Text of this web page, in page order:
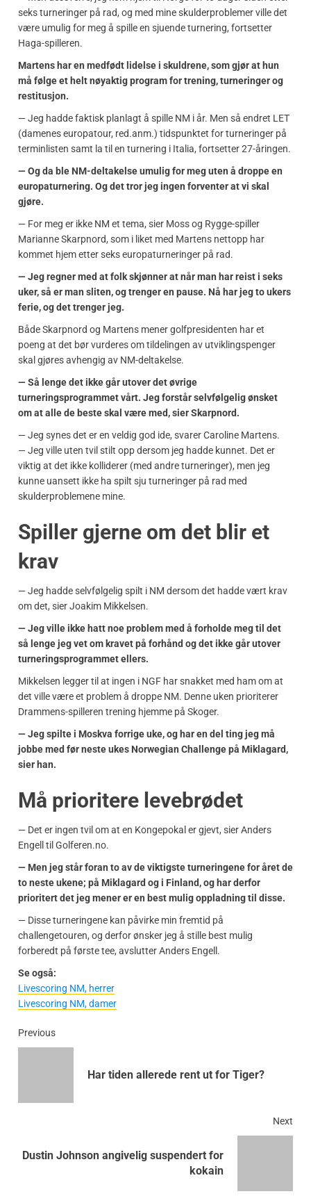
seks turneringer på rad, og med mine skulderproblemer ville det
være umulig for meg å spille en sjuende turnering, fortsetter
Haga-spilleren.
Martens har en medfødt lidelse i skuldrene, som gjør at hun
må følge et helt nøyaktig program for trening, turneringer og
restitusjon.
— Jeg hadde faktisk planlagt å spille NM i år. Men så endret LET
(damenes europatour, red.anm.) tidspunktet for turneringer på
terminlisten samt la til en turnering i Italia, fortsetter 27-åringen.
— Og da ble NM-deltakelse umulig for meg uten å droppe en
europaturnering. Og det tror jeg ingen forventer at vi skal
gjøre.
— For meg er ikke NM et tema, sier Moss og Rygge-spiller
Marianne Skarpnord, som i liket med Martens nettopp har
kommet hjem etter seks europaturneringer på rad.
— Jeg regner med at folk skjønner at når man har reist i seks
uker, så er man sliten, og trenger en pause. Nå har jeg to ukers
ferie, og det trenger jeg.
Både Skarpnord og Martens mener golfpresidenten har et
poeng at det bør vurderes om tildelingen av utviklingspenger
skal gjøres avhengig av NM-deltakelse.
— Så lenge det ikke går utover det øvrige
turneringsprogrammet vårt. Jeg forstår selvfølgelig ønsket
om at alle de beste skal være med, sier Skarpnord.
— Jeg synes det er en veldig god ide, svarer Caroline Martens.
— Jeg ville uten tvil stilt opp dersom jeg hadde kunnet. Det er
viktig at det ikke kolliderer (med andre turneringer), men jeg
kunne uansett ikke ha spilt sju turneringer på rad med
skulderproblemene mine.
Spiller gjerne om det blir et
krav
— Jeg hadde selvfølgelig spilt i NM dersom det hadde vært krav
om det, sier Joakim Mikkelsen.
— Jeg ville ikke hatt noe problem med å forholde meg til det
så lenge jeg vet om kravet på forhånd og det ikke går utover
turneringsprogrammet ellers.
Mikkelsen legger til at ingen i NGF har snakket med ham om at
det ville være et problem å droppe NM. Denne uken prioriterer
Drammens-spilleren trening hjemme på Skoger.
— Jeg spilte i Moskva forrige uke, og har en del ting jeg må
jobbe med før neste ukes Norwegian Challenge på Miklagard,
sier han.
Må prioritere levebrødet
— Det er ingen tvil om at en Kongepokal er gjevt, sier Anders
Engell til Golferen.no.
— Men jeg står foran to av de viktigste turneringene for året de
to neste ukene; på Miklagard og i Finland, og har derfor
prioritert det jeg mener er en best mulig oppladning til disse.
— Disse turneringene kan påvirke min fremtid på
challengetouren, og derfor ønsker jeg å stille best mulig
forberedt på første tee, avslutter Anders Engell.
Se også:
Livescoring NM, herrer
Livescoring NM, damer
Previous
Har tiden allerede rent ut for Tiger?
Next
Dustin Johnson angivelig suspendert for
kokain